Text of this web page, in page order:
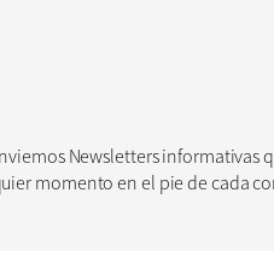
Newsletters
momento en el pie de cada